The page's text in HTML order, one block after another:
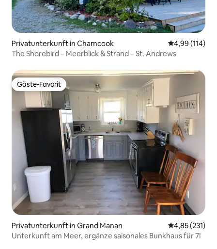
Privatunterkunft in Chamcook
4,99 (114)
The Shorebird – Meerblick & Strand – St. Andrews
Gäste-Favorit
Gäste-Favorit
Privatunterkunft in Grand Manan
4,85 (231)
Unterkunft am Meer, ergänze saisonales Bunkhaus für 7!